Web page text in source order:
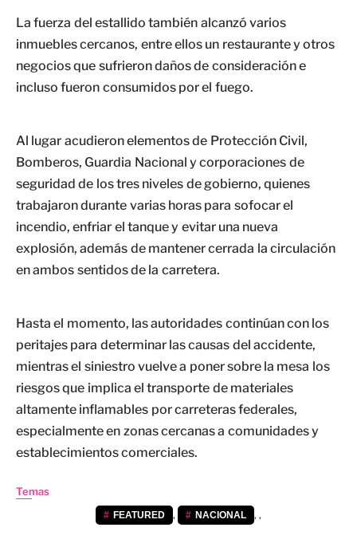
La fuerza del estallido también alcanzó varios
inmuebles cercanos, entre ellos un restaurante y otros
negocios que sufrieron daños de consideración e
incluso fueron consumidos por el fuego.
Al lugar acudieron elementos de Protección Civil,
Bomberos, Guardia Nacional y corporaciones de
seguridad de los tres niveles de gobierno, quienes
trabajaron durante varias horas para sofocar el
incendio, enfriar el tanque y evitar una nueva
explosión, además de mantener cerrada la circulación
en ambos sentidos de la carretera.
Hasta el momento, las autoridades continúan con los
peritajes para determinar las causas del accidente,
mientras el siniestro vuelve a poner sobre la mesa los
riesgos que implica el transporte de materiales
altamente inflamables por carreteras federales,
especialmente en zonas cercanas a comunidades y
establecimientos comerciales.
Temas
FEATURED , NACIONAL ,,